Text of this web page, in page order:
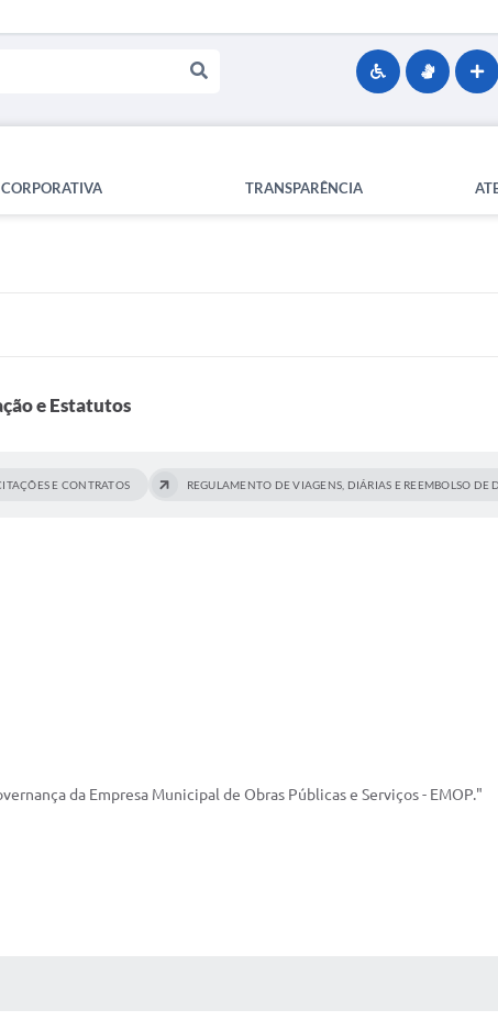
TRANSPARÊNCIA
e Estatutos
E CONTRATOS REGULAMENTO DE VIAGENS, DIÁRIAS E REEMBOLSO DE
da Empresa Municipal de Obras Públicas e Serviços - EMOP."